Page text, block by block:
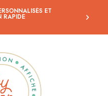
ET
RAPIDE